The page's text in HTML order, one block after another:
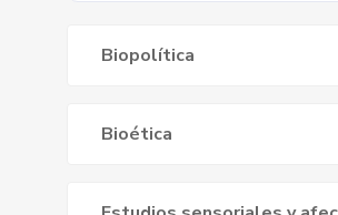
Biopolítica
Bioética